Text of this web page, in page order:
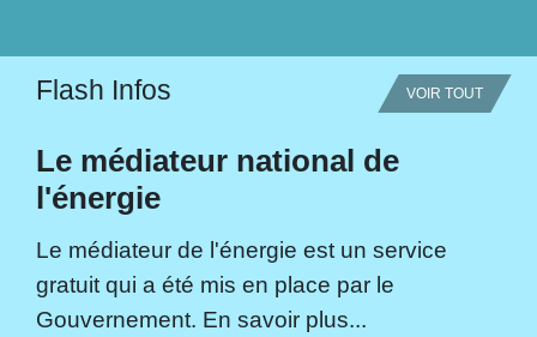
Flash Infos VOIR TOUT
Le médiateur national de
l'énergie
Le médiateur de l'énergie est un service
gratuit qui a été mis en place par le
Gouvernement. En savoir plus...